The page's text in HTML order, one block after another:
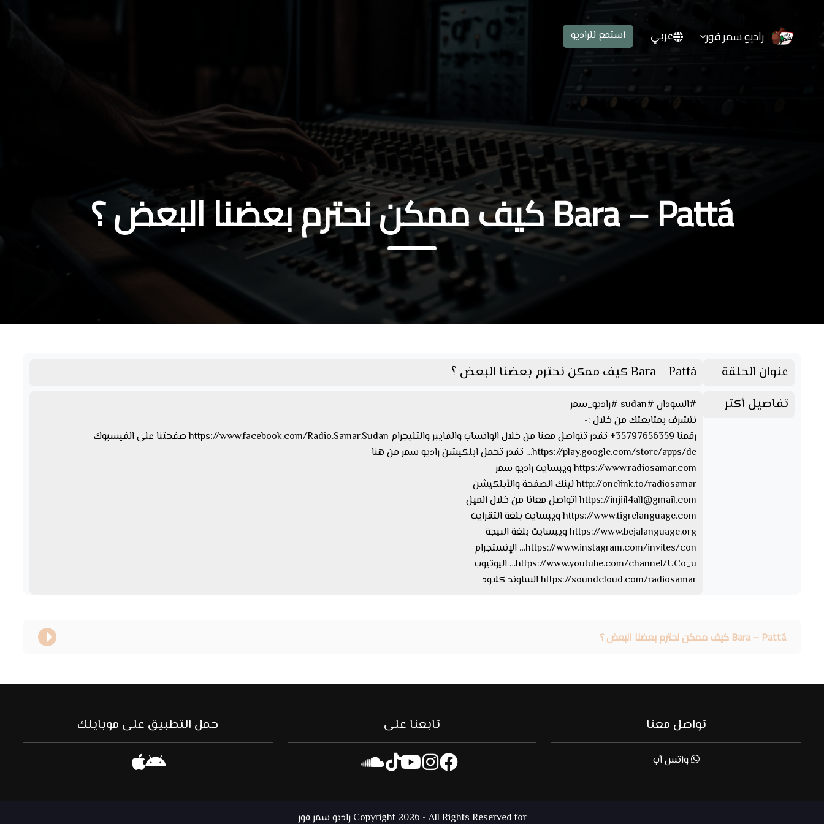
راديو سمر فور عربي استمع للراديو
Bara – Pattá كيف ممكن نحترم بعضنا البعض ؟
عنوان الحلقة
Bara – Pattá كيف ممكن نحترم بعضنا البعض ؟
تفاصيل أكتر
#السودان #sudan #راديو_سمر
نتشرف بمتابعتك من خلال :-
رقمنا 35797656359+ تقدر تتواصل معنا من خلال الواتسآب والفايبر والتليجرام https://www.facebook.com/Radio.Samar.Sudan صفحتنا على الفيسبوك
https://play.google.com/store/apps/de… تقدر تحمل ابلكيشن راديو سمر من هنا
https://www.radiosamar.com ويبسايت راديو سمر
http://onelink.to/radiosamar لينك الصفحة والأبلكيشن
https://injiil4all@gmail.com
اتواصل معانا من خلال الميل
https://www.tigrelanguage.com ويبسايت بلغة التقرايت
https://www.bejalanguage.org ويبسايت بلغة البيجة
https://www.instagram.com/invites/con… الإنستجرام
https://www.youtube.com/channel/UCo_u… اليوتيوب
https://soundcloud.com/radiosamar الساوند كلاود
Bara – Pattá كيف ممكن نحترم بعضنا البعض ؟
تواصل معنا
واتس آب
تابعنا على حمل التطبيق على موبايلك
Copyright 2026 - All Rights Reserved for راديو سمر فور